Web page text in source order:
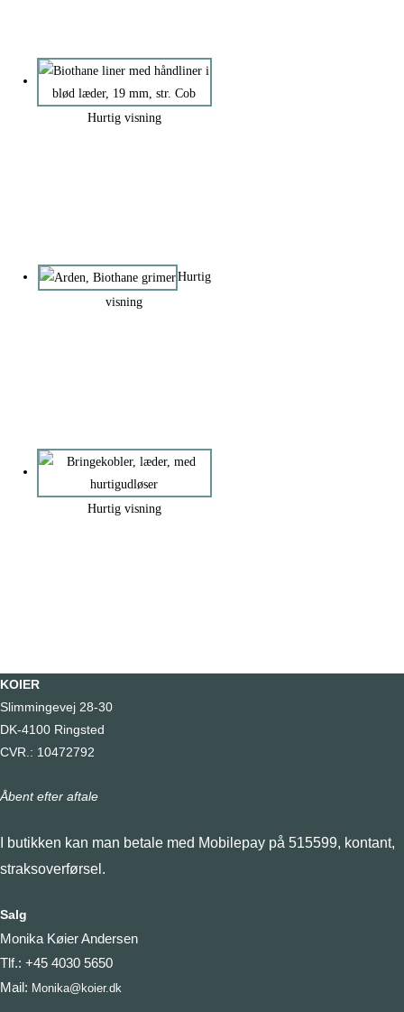
Hurtig visning
Hurtig
visning
Hurtig visning
KOIER
Slimmingevej 28-30
DK-4100 Ringsted
CVR.: 10472792
Åbent efter aftale
I butikken kan man betale med Mobilepay på 515599, kontant,
straksoverførsel.
Salg
Monika Køier Andersen
Tlf.: +45 4030 5650
Mail: Monika@koier.dk